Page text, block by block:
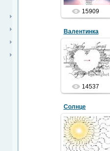
15909
Валентинка
14.01.2012
на День
Святого
Валентина - 14
февраля
14537
Солнце
06.06.2011
Звезда по
имени Солнце